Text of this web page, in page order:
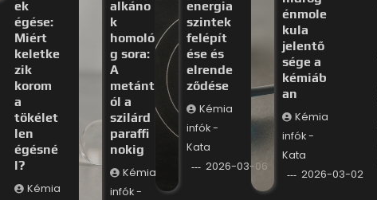
ek
égése:
Miért
keletke
zik
korom
a
tökélet
len
égésné
l?
Kémia
alkáno
k
homoló
g sora:
A
metánt
ól a
szilárd
paraffi
nokig
Kémia
infók -
energia
szintek
felépít
ése és
elrende
ződése
Kémia
infók -
Kata
2026-03-06
énmole
kula
jelentő
sége a
kémiáb
an
Kémia
infók -
Kata
2026-03-02